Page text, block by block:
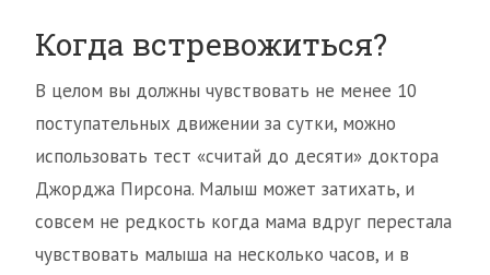
Когда встревожиться?
В целом вы должны чувствовать не менее 10
поступательных движении за сутки, можно
использовать тест «считай до десяти» доктора
Джорджа Пирсона. Малыш может затихать, и
совсем не редкость когда мама вдруг перестала
чувствовать малыша на несколько часов, и в